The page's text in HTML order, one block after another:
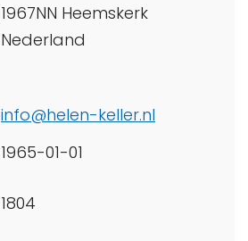
1967NN Heemskerk
Nederland
info@helen-keller.nl
1965-01-01
1804